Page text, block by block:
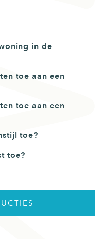
in de
toe aan een
toe aan een
toe?
toe?